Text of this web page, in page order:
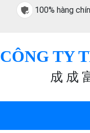
100% hàng
CÔNG TY
成 成